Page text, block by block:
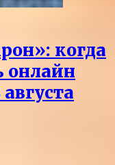
когда
онлайн